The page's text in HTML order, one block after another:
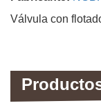
Válvula con